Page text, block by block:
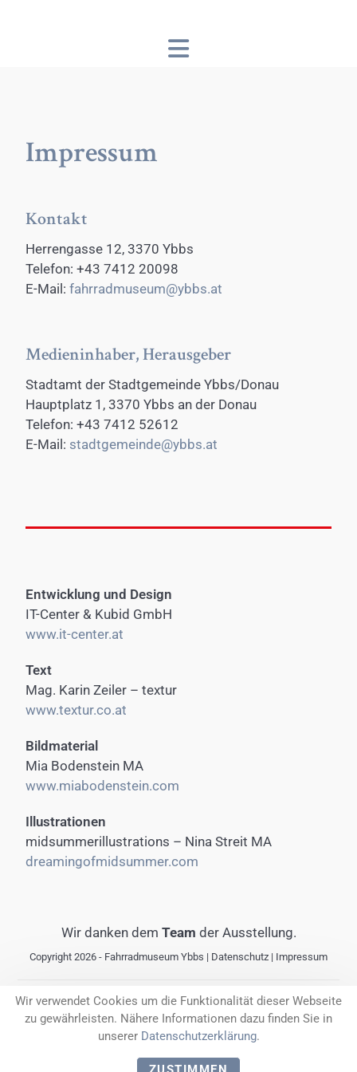
Impressum
Kontakt
Herrengasse 12, 3370 Ybbs
Telefon: +43 7412 20098
E-Mail:fahrradmuseum@ybbs.at
Medieninhaber, Herausgeber
Stadtamt der Stadtgemeinde Ybbs/Donau
Hauptplatz 1, 3370 Ybbs an der Donau
Telefon: +43 7412 52612
E-Mail: stadtgemeinde@ybbs.at
Entwicklung und Design
IT-Center & Kubid GmbH
www.it-center.at
Text
Mag. Karin Zeiler – textur
www.textur.co.at
Bildmaterial
Mia Bodenstein MA
www.miabodenstein.com
Illustrationen
midsummerillustrations – Nina Streit MA
dreamingofmidsummer.com
Wir danken dem Team der Ausstellung.
Copyright 2026 - Fahrradmuseum Ybbs | Datenschutz | Impressum
Gefördert durch das Land Niederösterreich
Wir verwendet Cookies um die Funktionalität dieser Webseite
zu gewährleisten. Nähere Informationen dazu finden Sie in
unserer Datenschutzerklärung.